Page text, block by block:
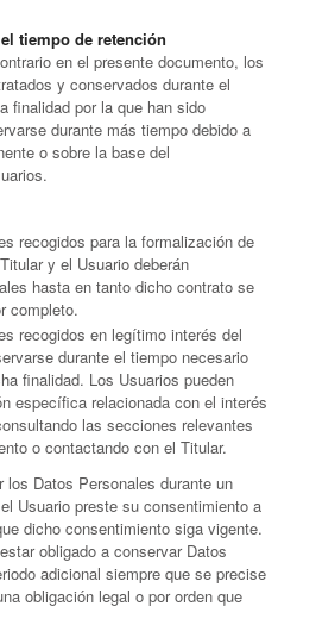
tiempo de retención
en el presente documento, los
y conservados durante el
finalidad por la que han sido
durante más tiempo debido a
o sobre la base del
recogidos para la formalización de
y el Usuario deberán
hasta en tanto dicho contrato se
completo.
recogidos en legítimo interés del
durante el tiempo necesario
finalidad. Los Usuarios pueden
específica relacionada con el interés
las secciones relevantes
o contactando con el Titular.
los Datos Personales durante un
Usuario preste su consentimiento a
dicho consentimiento siga vigente.
obligado a conservar Datos
adicional siempre que se precise
obligación legal o por orden que